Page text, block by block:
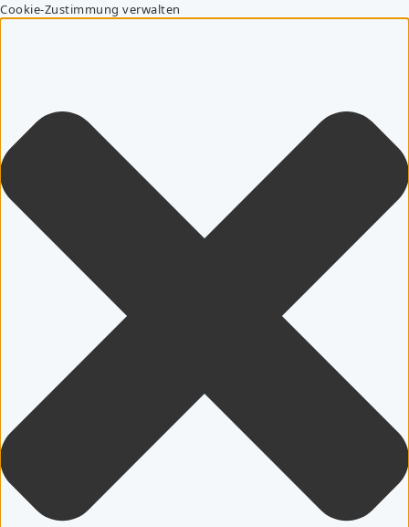
Cookie-Zustimmung verwalten